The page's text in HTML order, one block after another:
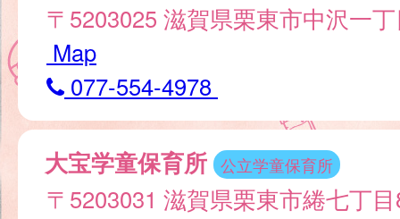
〒5203025 滋賀県栗東市中沢一
Map
077-554-4978
大宝学童保育所 公立学童保育所
〒5203031 滋賀県栗東市綣七丁